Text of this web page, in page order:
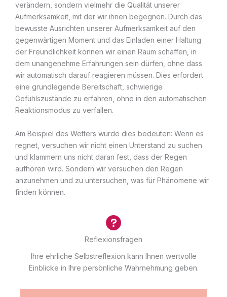
verändern, sondern vielmehr die Qualität unserer
Aufmerksamkeit, mit der wir ihnen begegnen. Durch das
bewusste Ausrichten unserer Aufmerksamkeit auf den
gegenwärtigen Moment und das Einladen einer Haltung
der Freundlichkeit können wir einen Raum schaffen, in
dem unangenehme Erfahrungen sein dürfen, ohne dass
wir automatisch darauf reagieren müssen. Dies erfordert
eine grundlegende Bereitschaft, schwierige
Gefühlszustände zu erfahren, ohne in den automatischen
Reaktionsmodus zu verfallen.
Am Beispiel des Wetters würde dies bedeuten: Wenn es
regnet, versuchen wir nicht einen Unterstand zu suchen
und klammern uns nicht daran fest, dass der Regen
aufhören wird. Sondern wir versuchen den Regen
anzunehmen und zu untersuchen, was für Phänomene wir
finden können.
Reflexionsfragen
Ihre ehrliche Selbstreflexion kann Ihnen wertvolle
Einblicke in Ihre persönliche Wahrnehmung geben.